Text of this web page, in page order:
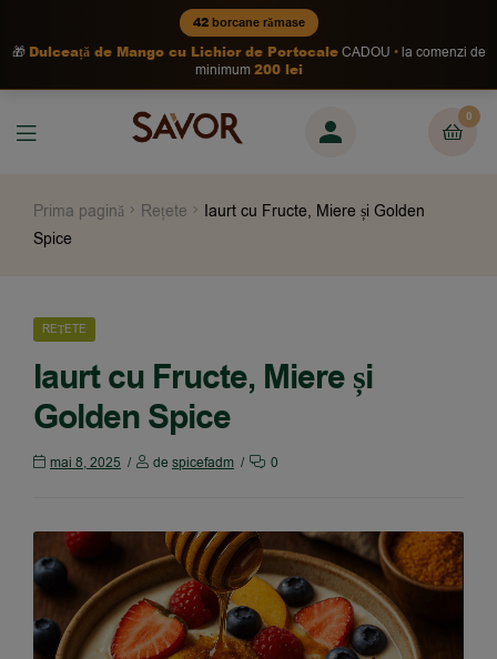
42borcane rămase
🎁 Dulceață de Mango cu Lichior de PortocaleCADOU
la comenzi de
minimum200 lei
0
Prima pagină Rețete
Iaurt cu Fructe, Miere și Golden
Spice
REȚETE
Iaurt cu Fructe, Miere și
Golden Spice
mai 8, 2025 de spicefadm 0